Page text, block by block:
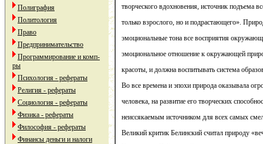
Полиграфия
Политология
Право
Предпринимательство
Программирование и комп-
ры
Психология - рефераты
Религия - рефераты
Социология - рефераты
Физика - рефераты
Философия - рефераты
Финансы деньги и налоги
творческого вдохновения, источник подъема
только взрослого, но и подрастающего».
эмоциональные тона все восприятия
эмоциональное отношение к окружающей
красоты, и должна воспитывать система
Во все времена и эпохи природа оказывала
человека, на развитие его творческих
неиссякаемым источником для всех самых
Великий критик Белинский считал природу